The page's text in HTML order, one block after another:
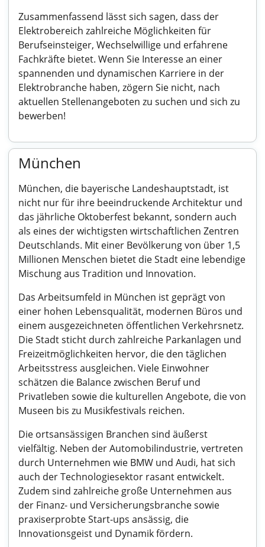
Zusammenfassend lässt sich sagen, dass der
Elektrobereich zahlreiche Möglichkeiten für
Berufseinsteiger, Wechselwillige und erfahrene
Fachkräfte bietet. Wenn Sie Interesse an einer
spannenden und dynamischen Karriere in der
Elektrobranche haben, zögern Sie nicht, nach
aktuellen Stellenangeboten zu suchen und sich zu
bewerben!
München
München, die bayerische Landeshauptstadt, ist
nicht nur für ihre beeindruckende Architektur und
das jährliche Oktoberfest bekannt, sondern auch
als eines der wichtigsten wirtschaftlichen Zentren
Deutschlands. Mit einer Bevölkerung von über 1,5
Millionen Menschen bietet die Stadt eine lebendige
Mischung aus Tradition und Innovation.
Das Arbeitsumfeld in München ist geprägt von
einer hohen Lebensqualität, modernen Büros und
einem ausgezeichneten öffentlichen Verkehrsnetz.
Die Stadt sticht durch zahlreiche Parkanlagen und
Freizeitmöglichkeiten hervor, die den täglichen
Arbeitsstress ausgleichen. Viele Einwohner
schätzen die Balance zwischen Beruf und
Privatleben sowie die kulturellen Angebote, die von
Museen bis zu Musikfestivals reichen.
Die ortsansässigen Branchen sind äußerst
vielfältig. Neben der Automobilindustrie, vertreten
durch Unternehmen wie BMW und Audi, hat sich
auch der Technologiesektor rasant entwickelt.
Zudem sind zahlreiche große Unternehmen aus
der Finanz- und Versicherungsbranche sowie
praxiserprobte Start-ups ansässig, die
Innovationsgeist und Dynamik fördern.